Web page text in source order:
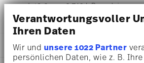
Verantwortungsvoller
Ihren Daten
Wir und unsere 1022 Partner
persönlichen Daten, wie z. B.
cm - h 10,3 cm - 0,740 l, Porcelain
DETAILS